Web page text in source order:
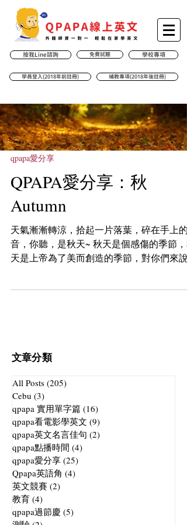
按我Line諮詢 免費試聽 學校專項
學員登入(2018年前註冊) 補教專項(2018年後註冊)
qpapa愛分享
QPAPA愛分享：秋
Autumn
天氣漸漸轉涼，拾起一片落葉，碎在手上的
音，你聽，是秋天~ 秋天是個感傷的季節，
天是上帝為了美而創造的季節，對你們來說
文章分類
All Posts (205)
Cebu (3)
qpapa 實用單字篇 (16)
qpapa看電影學英文 (9)
qpapa英文名言佳句 (2)
qpapa點播時間 (4)
qpapa愛分享 (25)
Qpapa英語角 (4)
英文競賽 (2)
教育 (4)
qpapa過節慶 (5)